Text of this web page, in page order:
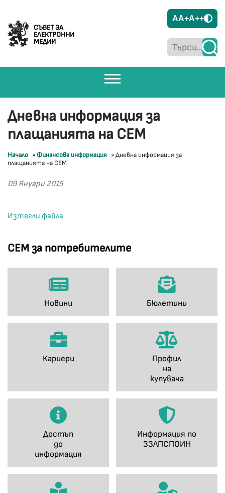
СЪВЕТ ЗА
ЕЛЕКТРОННИ
МЕДИИ
AA+A++
СЕМ за потребителите
Новини Бюлетини
Кариери
Профил
на
купувача
Достъп
до
информация
Информация по
ЗЗЛПСПОИН
Дневна информация за
плащанията на СЕМ
Начало » Финансова информация »Дневна информация за
плащанията на СЕМ
09 Януари 2015
Изтегли файла